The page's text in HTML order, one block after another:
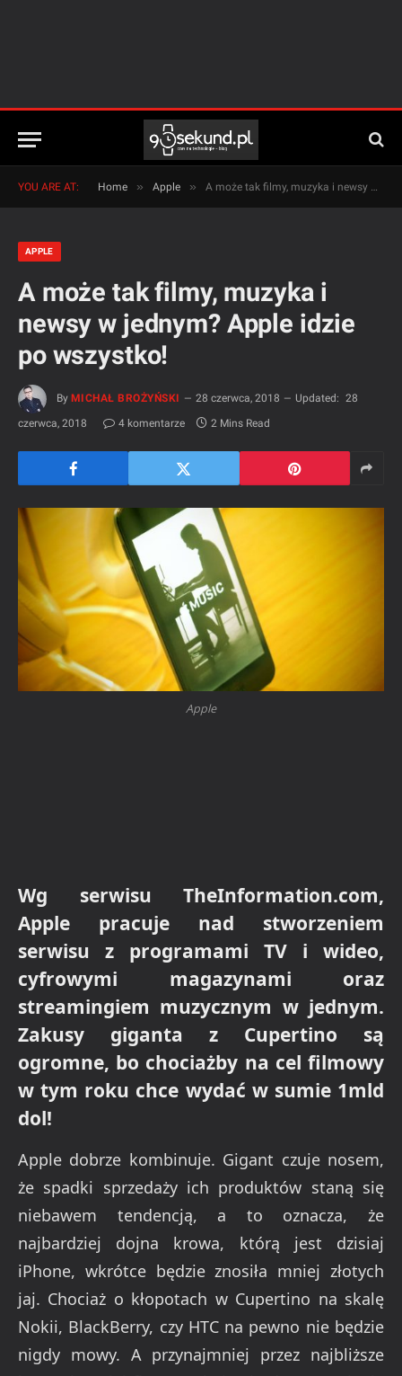
YOU ARE AT: Home » Apple » A może tak filmy, muzyka i newsy w jednym? Apple idzie po wszystko!
APPLE
A może tak filmy, muzyka i
newsy w jednym? Apple idzie
po wszystko!
By MICHAŁ BROŻYŃSKI 28 czerwca, 2018 Updated: 28
czerwca, 2018
4 komentarze 2 Mins Read
Apple
Wg serwisu TheInformation.com,
Apple pracuje nad stworzeniem
serwisu z programami TV i wideo,
cyfrowymi magazynami oraz
streamingiem muzycznym w jednym.
Zakusy giganta z Cupertino są
ogromne, bo chociażby na cel filmowy
w tym roku chce wydać w sumie 1mld
dol!
Apple dobrze kombinuje. Gigant czuje nosem,
że spadki sprzedaży ich produktów staną się
niebawem tendencją, a to oznacza, że
najbardziej dojna krowa, którą jest dzisiaj
iPhone, wkrótce będzie znosiła mniej złotych
jaj. Chociaż o kłopotach w Cupertino na skalę
Nokii, BlackBerry, czy HTC na pewno nie będzie
nigdy mowy. A przynajmniej przez najbliższe